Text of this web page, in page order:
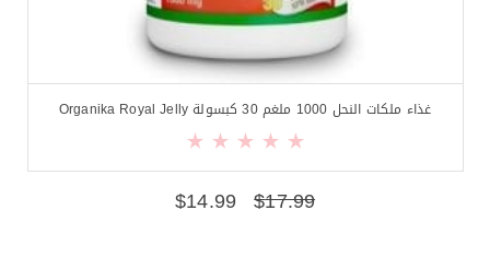
غذاء ملكات النحل 1000 ملغم 30 كبسولة Organika Royal Jelly
$17.99
$14.99